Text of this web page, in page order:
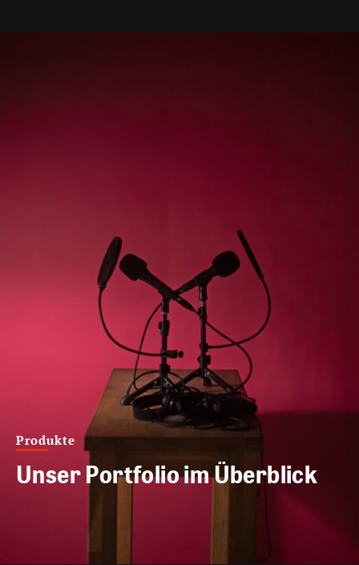
Produkte
Unser Portfolio im Überblick